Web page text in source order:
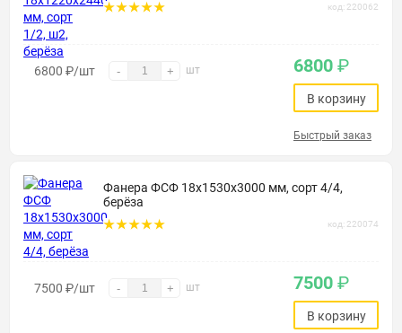
код: 220062
6800 ₽/шт - + шт 6800 ₽
В корзину
Быстрый заказ
Фанера ФСФ 18х1530х3000 мм, сорт 4/4,
берёза
код: 220074
7500 ₽/шт - + шт 7500 ₽
В корзину